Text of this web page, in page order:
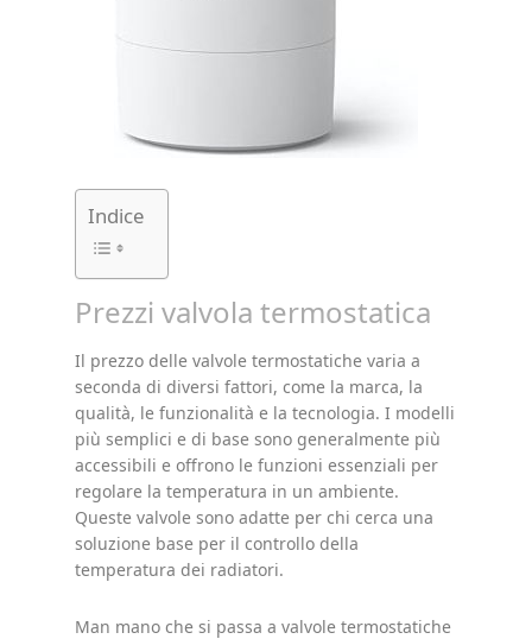
Indice
Prezzi valvola termostatica
Il prezzo delle valvole termostatiche varia a
seconda di diversi fattori, come la marca, la
qualità, le funzionalità e la tecnologia. I modelli
più semplici e di base sono generalmente più
accessibili e offrono le funzioni essenziali per
regolare la temperatura in un ambiente.
Queste valvole sono adatte per chi cerca una
soluzione base per il controllo della
temperatura dei radiatori.
Man mano che si passa a valvole termostatiche